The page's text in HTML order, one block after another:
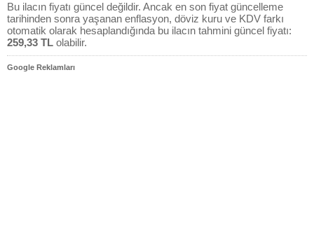
Bu ilacın fiyatı güncel değildir. Ancak en son fiyat güncelleme
tarihinden sonra yaşanan enflasyon, döviz kuru ve KDV farkı
otomatik olarak hesaplandığında bu ilacın tahmini güncel fiyatı:
259,33 TL olabilir.
Google Reklamları